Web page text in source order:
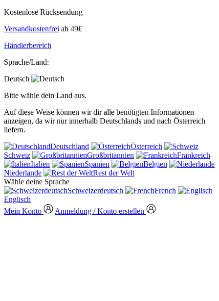
Kostenlose Rücksendung
Versandkostenfrei ab 49€
Händlerbereich
Sprache/Land:
Deutsch
Bitte wähle dein Land aus.
Auf diese Weise können wir dir alle benötigten Informationen
anzeigen, da wir nur innerhalb Deutschlands und nach Österreich
liefern.
Deutschland
Österreich
Schweiz
Großbritannien
Frankreich
Italien
Spanien
Belgien
Niederlande
Rest der Welt
Wähle deine Sprache
Schweizerdeutsch
French
Englisch
Mein Konto
Anmeldung / Konto erstellen